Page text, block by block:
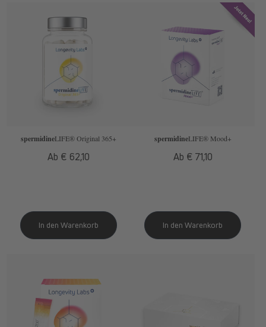
spermidineLIFE® Original 365+
Normaler
Ab € 62,10
spermidineLIFE® Mood+
Normaler
Ab € 71,10